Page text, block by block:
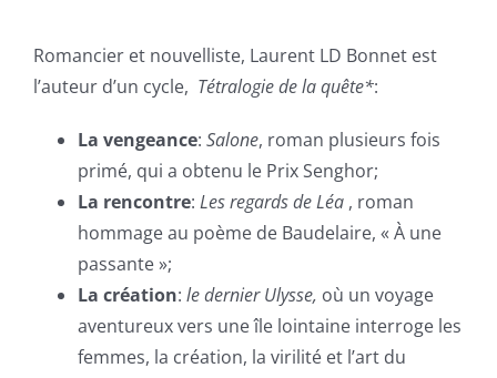
Romancier et nouvelliste, Laurent LD Bonnet est
l’auteur d’un cycle, Tétralogie de la quête*:
La vengeance: Salone, roman plusieurs fois
primé, qui a obtenu le Prix Senghor;
La rencontre: Les regards de Léa , roman
hommage au poème de Baudelaire, « À une
passante »;
La création: le dernier Ulysse, où un voyage
aventureux vers une île lointaine interroge les
femmes, la création, la virilité et l’art du